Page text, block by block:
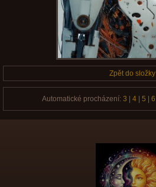
Zpět do složky
Automatické procházení: 3 4| 5 6